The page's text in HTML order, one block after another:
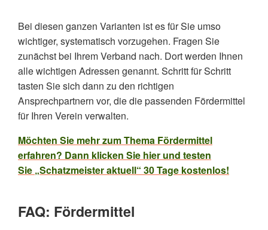
Bei diesen ganzen Varianten ist es für Sie umso
wichtiger, systematisch vorzugehen. Fragen Sie
zunächst bei Ihrem Verband nach. Dort werden Ihnen
alle wichtigen Adressen genannt. Schritt für Schritt
tasten Sie sich dann zu den richtigen
Ansprechpartnern vor, die die passenden Fördermittel
für Ihren Verein verwalten.
Möchten Sie mehr zum Thema Fördermittel
erfahren? Dann klicken Sie hier und testen
Sie „Schatzmeister aktuell“ 30 Tage kostenlos!
FAQ: Fördermittel